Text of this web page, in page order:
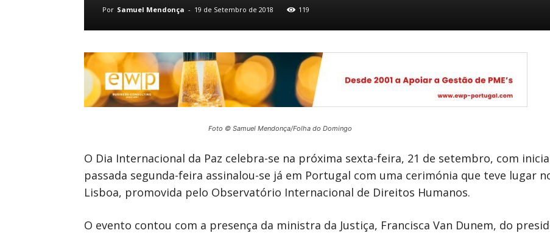
Por Samuel Mendonça - 19 de Setembro de 2018 119
Foto © Samuel Mendonça/Folha do Domingo
O Dia Internacional da Paz celebra-se na próxima sexta-feira, 21 de setembro, com
passada segunda-feira assinalou-se já em Portugal com uma cerimónia que teve lugar
Lisboa, promovida pelo Observatório Internacional de Direitos Humanos.
O evento contou com a presença da ministra da Justiça, Francisca Van Dunem, do